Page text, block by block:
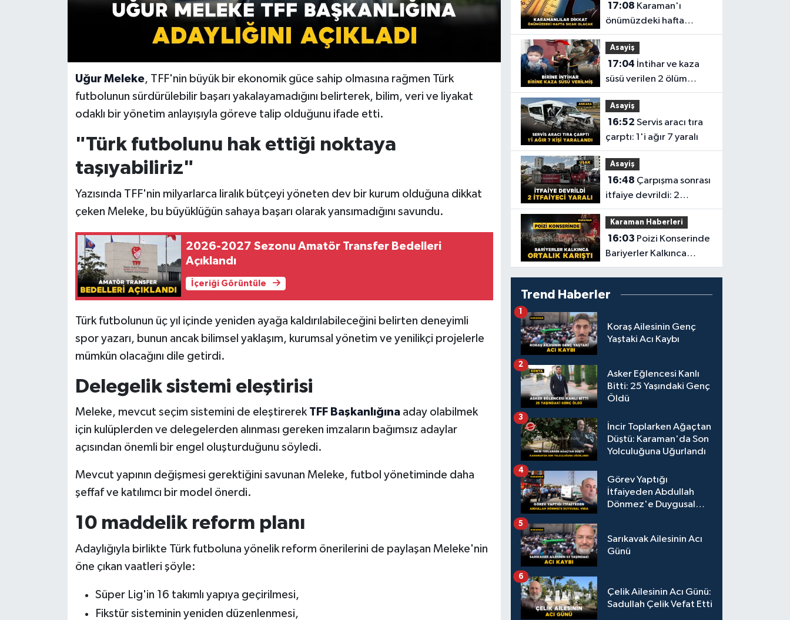
Uğur Meleke, TFF'nin büyük bir ekonomik güce sahip olmasına rağmen Türk
futbolunun sürdürülebilir başarı yakalayamadığını belirterek, bilim, veri ve liyakat
odaklı bir yönetim anlayışıyla göreve talip olduğunu ifade etti.
"Türk futbolunu hak ettiği noktaya
taşıyabiliriz"
Yazısında TFF'nin milyarlarca liralık bütçeyi yöneten dev bir kurum olduğuna dikkat
çeken Meleke, bu büyüklüğün sahaya başarı olarak yansımadığını savundu.
2026-2027 Sezonu Amatör Transfer Bedelleri
Açıklandı
İçeriği Görüntüle
Türk futbolunun üç yıl içinde yeniden ayağa kaldırılabileceğini belirten deneyimli
spor yazarı, bunun ancak bilimsel yaklaşım, kurumsal yönetim ve yenilikçi projelerle
mümkün olacağını dile getirdi.
Delegelik sistemi eleştirisi
Meleke, mevcut seçim sistemini de eleştirerek TFF Başkanlığınaaday olabilmek
için kulüplerden ve delegelerden alınması gereken imzaların bağımsız adaylar
açısından önemli bir engel oluşturduğunu söyledi.
Mevcut yapının değişmesi gerektiğini savunan Meleke, futbol yönetiminde daha
şeffaf ve katılımcı bir model önerdi.
10 maddelik reform planı
Adaylığıyla birlikte Türk futboluna yönelik reform önerilerini de paylaşan Meleke'nin
öne çıkan vaatleri şöyle:
Süper Lig'in 16 takımlı yapıya geçirilmesi,
Fikstür sisteminin yeniden düzenlenmesi,
17:08
önümüzdeki hafta
sıcaklıklar esir aldı
Asayiş
17:04
süsü verilen 2 ölüm
aydınlatıldı
Asayiş
16:52
çarptı: 1'i ağır 7 yaralı
Asayiş
16:48
itfaiye devrildi: 2
itfaiyeci yaralı
Karaman Haberleri
16:03
Bariyerler Kalkınca
Ortalık Karıştı
Trend Haberler
Koraş Ailesinin Genç
Yaştaki Acı Kaybı
1
Asker Eğlencesi Kanlı
Bitti: 25 Yaşındaki Genç
Öldü
2
İncir Toplarken Ağaçtan
Düştü: Karaman'da Son
Yolculuğuna Uğurlandı
3
Görev Yaptığı
İtfaiyeden Abdullah
Dönmez'e Duygusal
4
Sarıkavak Ailesinin Acı
Günü
5
Çelik Ailesinin Acı Günü:
Sadullah Çelik Vefat Etti
6